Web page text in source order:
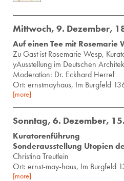
Mittwoch, 9. Dezember,
Auf einen Tee mit Rosemarie
Zu Gast ist Ro­se­ma­rie Wesp,
yAus­stel­lung im Deut­schen
Mo­dera­ti­on: Dr. Eck­hard Her­rel
Ort: ernst­may­haus, Im Burg­feld
[more]
Sonntag, 6. Dezember,
Kuratorenführung
Sonderausstellung Utopien
Chris­ti­na Treut­lein
Ort: ernst-may-haus, Im Burg­feld
[more]